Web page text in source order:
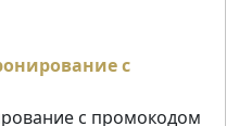
с промокодом